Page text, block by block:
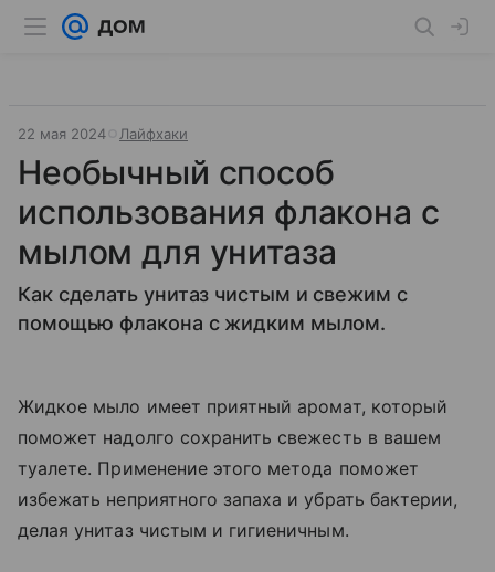
22 мая 2024 Лайфхаки
Необычный способ
использования флакона с
мылом для унитаза
Как сделать унитаз чистым и свежим с
помощью флакона с жидким мылом.
Жидкое мыло имеет приятный аромат, который
поможет надолго сохранить свежесть в вашем
туалете. Применение этого метода поможет
избежать неприятного запаха и убрать бактерии,
делая унитаз чистым и гигиеничным.